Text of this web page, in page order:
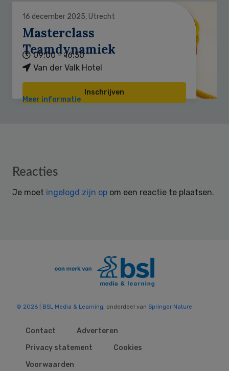
16 december 2025, Utrecht
Masterclass
Teamdynamiek
09:00 - 16:30
Van der Valk Hotel
Inschrijven
Meer informatie
Reader
Reacties
Je moet ingelogd zijn op om een reactie te plaatsen.
© 2026 | BSL Media & Learning , onderdeel van Springer Nature
Contact
Adverteren
Privacy statement
Cookies
Voorwaarden